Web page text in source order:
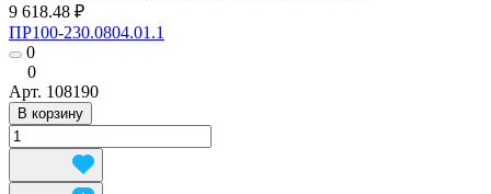
9 618.48 ₽
ПР100-230.0804.01.1
0
0
Арт. 108190
В корзину